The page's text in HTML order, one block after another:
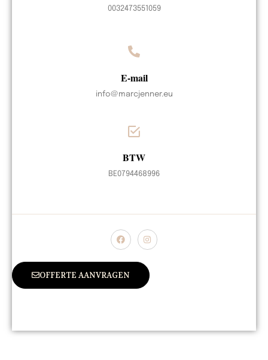
0032473551059
E-mail
info@marcjenner.eu
BTW
BE0794468996
OFFERTE AANVRAGEN